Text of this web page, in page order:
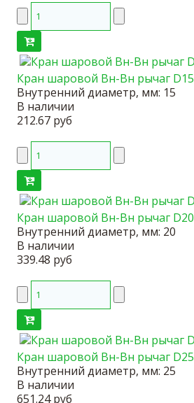
Кран шаровой Вн-Вн рычаг D15
Внутренний диаметр, мм: 15
В наличии
212.67 руб
Кран шаровой Вн-Вн рычаг D20
Внутренний диаметр, мм: 20
В наличии
339.48 руб
Кран шаровой Вн-Вн рычаг D25
Внутренний диаметр, мм: 25
В наличии
651.24 руб